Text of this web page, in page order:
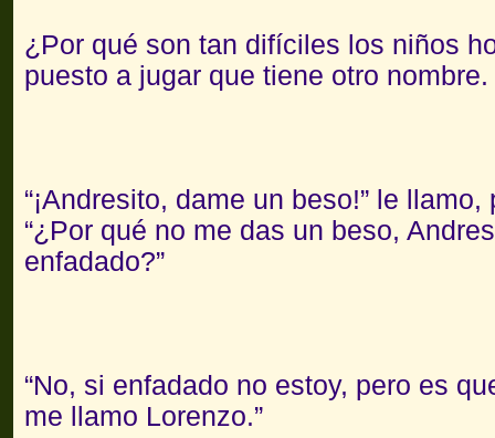
¿Por qué son tan difíciles los niños
puesto a jugar que tiene otro nombre.
“¡Andresito, dame un beso!” le
“¿Por qué no me das un beso,
enfadado?”
“No, si enfadado no estoy, pero es
me llamo Lorenzo.”